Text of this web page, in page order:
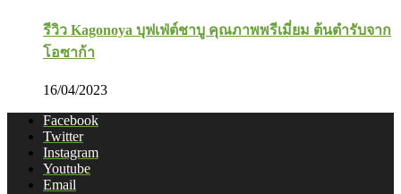
รีวิว Kagonoya บุฟเฟ่ต์ชาบู คุณภาพพรีเมี่ยม ต้นตำรับจาก
โอซาก้า
16/04/2023
Facebook
Twitter
Instagram
Youtube
Email